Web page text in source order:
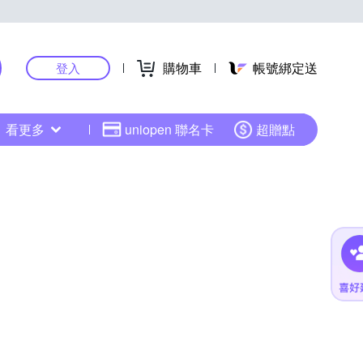
登入 購物車 帳號綁定送
看更多 uniopen 聯名卡 超贈點